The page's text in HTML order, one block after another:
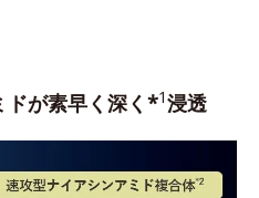
ドが素早く深く*1浸透